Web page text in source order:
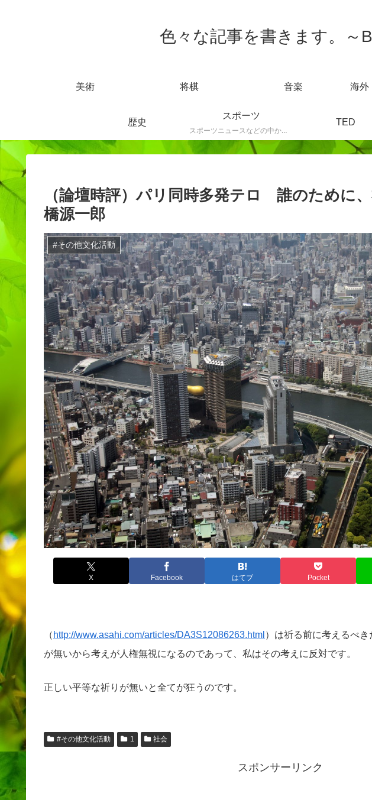
色々な記事を書きます。～
美術 将棋 音楽 海外
歴史
スポーツ
スポーツニュースなどの中から感じた事を書きます。
TED
（論壇時評）パリ同時多発テロ 誰のために
橋源一郎
#その他文化活動
X Facebook はてブ Pocket
（ http://www.asahi.com/articles/DA3S12086263.html ）は祈る前に考えるべ
が無いから考えが人権無視になるのであって、私はその考えに反対です。
正しい平等な祈りが無いと全てが狂うのです。
#その他文化活動 1 社会
スポンサーリンク